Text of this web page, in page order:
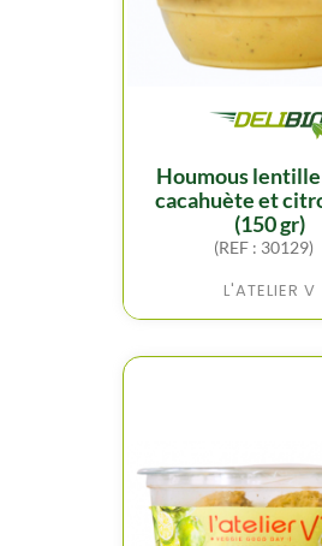
houmous lentille jaune,
cacahuète et
(150 gr)
(REF : 30129)
L'ATELIER V